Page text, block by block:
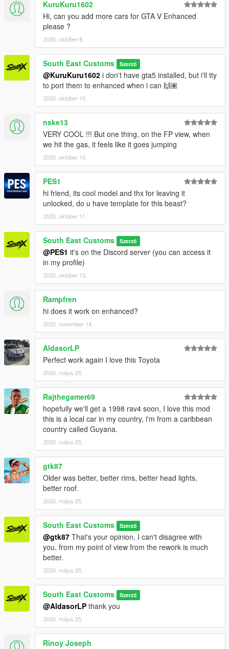
Converted by: Jake - South East Customs
Wheels by: GTAIM
Screenshots by: Jake - South East Customs
++++ INSTALLATION ++++
Installation for add-on:
1. Drag the folder (sxrav4) into dlcpacks
(mods>update>x64>dlcpacks)
2. Edit dlclist (mods>update>update.rpf>common>data>) and
add this line under the previous line:
dlcpacks:/sxrav4/
3. Save dlclist and enjoy
"Spawn name: sxrav4"
KuruKuru1602
Hi, can you add more cars for GTA V Enhanced
please ?
2025. október 8.
South East Customs Szerző
@KuruKuru1602 i don't have gta5 installed, but i'll tty
to port them to enhanced when i can 🙌🏽
2025. október 10.
nske13
VERY COOL !!! But one thing, on the FP view, when
we hit the gas, it feels like it goes jumping
2025. október 10.
PES1
hi friend, its cool model and thx for leaving it
unlocked, do u have template for this beast?
2025. október 11.
South East Customs Szerző
@PES1 it's on the Discord server (you can access it
in my profile)
2025. október 13.
Rampfren
hi does it work on enhanced?
2025. november 14.
AldasorLP
Perfect work again I love this Toyota
2026. május 25.
Rajthegamer69
hopefully we'll get a 1998 rav4 soon, I love this mod
this is a local car in my country, i'm from a caribbean
country called Guyana.
2026. május 25.
gtk87
Older was better, better rims, better head lights,
better roof.
2026. május 25.
South East Customs Szerző
@gtk87 That's your opinion, I can't disagree with
you, from my point of view from the rework is much
better.
2026. május 25.
South East Customs Szerző
@AldasorLP thank you
2026. május 25.
Rinoy Joseph